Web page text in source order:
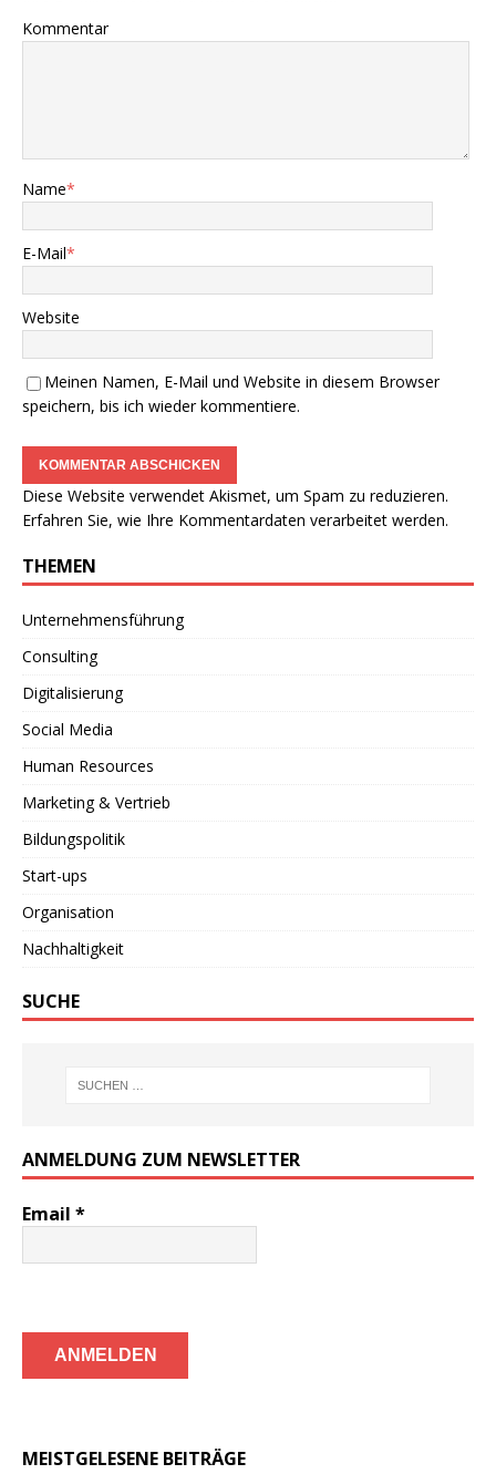
Kommentar
Name*
E-Mail*
Website
Meinen Namen, E-Mail und Website in diesem Browser
speichern, bis ich wieder kommentiere.
Diese Website verwendet Akismet, um Spam zu reduzieren.
Erfahren Sie, wie Ihre Kommentardaten verarbeitet werden.
THEMEN
Unternehmensführung
Consulting
Digitalisierung
Social Media
Human Resources
Marketing & Vertrieb
Bildungspolitik
Start-ups
Organisation
Nachhaltigkeit
SUCHE
ANMELDUNG ZUM NEWSLETTER
Email *
MEISTGELESENE BEITRÄGE